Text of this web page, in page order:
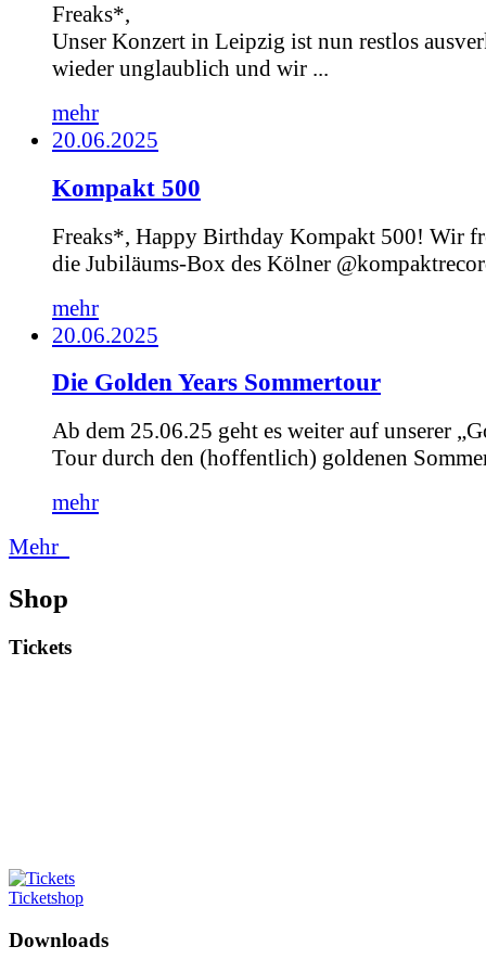
Freaks*,
Unser Konzert in Leipzig ist nun restlos
wieder unglaublich und wir ...
mehr
20.06.2025
Kompakt 500
Freaks*, Happy Birthday Kompakt 500! Wir
die Jubiläums-Box des Kölner
mehr
20.06.2025
Die Golden Years Sommertour
Ab dem 25.06.25 geht es weiter auf unserer
Tour durch den (hoffentlich) goldenen
mehr
Mehr
Shop
Tickets
Ticketshop
Downloads